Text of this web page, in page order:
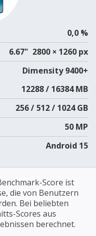
0,0 %
6.67" 2800 × 1260 px
Dimensity 9400+
12288 / 16384 MB
256 / 512 / 1024 GB
50 MP
Android 15
Score ist
die von Benutzern
Bei beliebten
Scores aus
berechnet.